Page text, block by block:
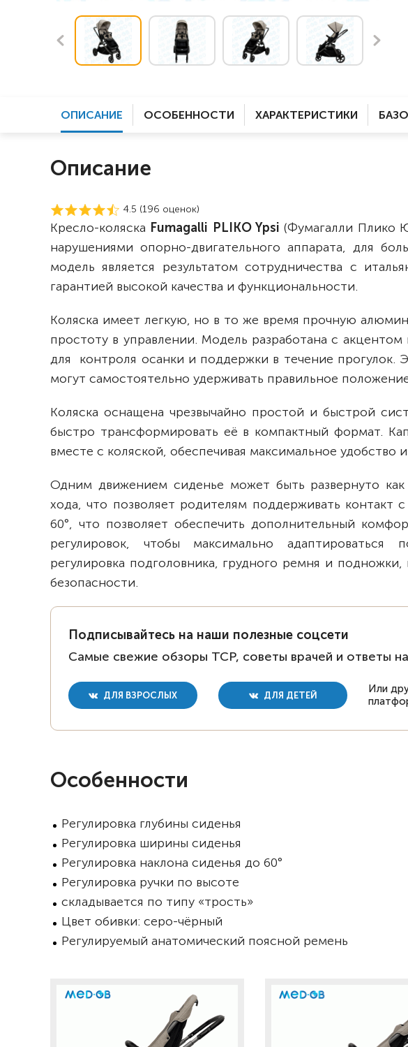
Скутеры
колясок
Кровати
Для
Для ванны
Для
ОПИСАНИЕ ОСОБЕННОСТИ ХАРАКТЕРИСТИКИ
Описание
4.5 (196 оценок)
Кресло-коляска Fumagalli PLIKO Ypsi(Фумагалли Плико
нарушениями опорно-двигательного аппарата, для
модель является результатом сотрудничества с
гарантией высокой качества и функциональности.
Коляска имеет легкую, но в то же время прочную
простоту в управлении. Модель разработана с
для контроля осанки и поддержки в течение прогулок.
могут самостоятельно удерживать правильное
Коляска оснащена чрезвычайно простой и быстрой
быстро трансформировать её в компактный формат.
вместе с коляской, обеспечивая максимальное удобство
Одним движением сиденье может быть развернуто
хода, что позволяет родителям поддерживать контакт
60°, что позволяет обеспечить дополнительный
регулировок, чтобы максимально адаптироваться
регулировка подголовника, грудного ремня и
безопасности.
Подписывайтесь на наши полезные соцсети
Самые свежие обзоры ТСР, советы врачей и ответы
ДЛЯ ВЗРОСЛЫХ ДЛЯ ДЕТЕЙ
Или
Особенности
Регулировка глубины сиденья
Регулировка ширины сиденья
Регулировка наклона сиденья до 60°
Регулировка ручки по высоте
складывается по типу «трость»
Цвет обивки: серо-чёрный
Регулируемый анатомический поясной ремень